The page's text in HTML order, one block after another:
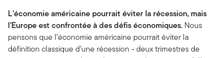
L’économie américaine pourrait éviter la récession, mais
l’Europe est confrontée à des défis économiques. Nous
pensons que l’économie américaine pourrait éviter la
définition classique d’une récession - deux trimestres de